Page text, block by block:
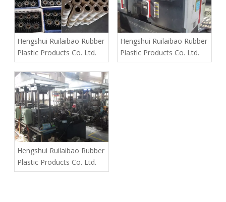
Hengshui Ruilaibao Rubber
Plastic Products Co. Ltd.
Hengshui Ruilaibao Rubber
Plastic Products Co. Ltd.
Hengshui Ruilaibao Rubber
Plastic Products Co. Ltd.